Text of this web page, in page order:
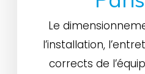
Le
l’installation,
corrects de